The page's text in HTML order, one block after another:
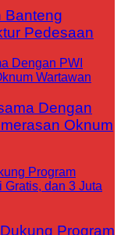
Banteng
Pedesaan
Dengan
Oknum
Program